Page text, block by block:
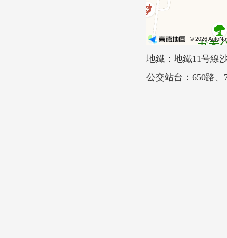
地鐵：地鐵11号線
公交站台：650路